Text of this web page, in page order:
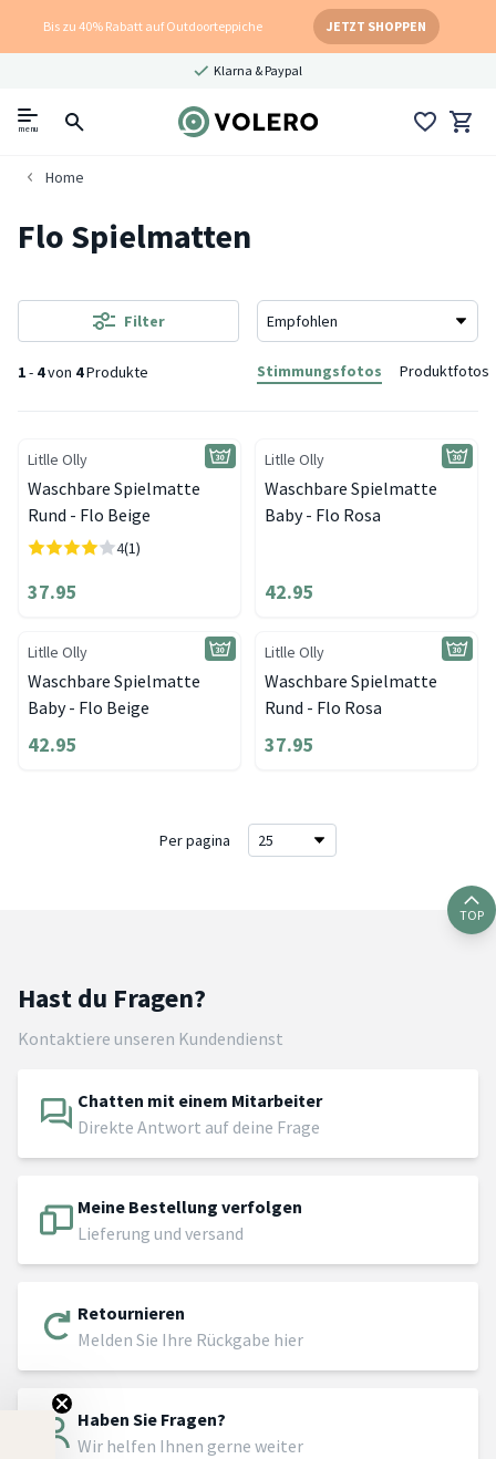
Bis zu 40% Rabatt auf Outdoorteppiche JETZT SHOPPEN
Klarna & Paypal
menu
Home
Flo Spielmatten
1- 4von 4Produkte
Filter
Stimmungsfotos Produktfotos
Litlle Olly
Waschbare Spielmatte
Rund - Flo Beige
4(1)
37.95
Litlle Olly
Waschbare Spielmatte
Baby - Flo Rosa
42.95
Litlle Olly
Waschbare Spielmatte
Baby - Flo Beige
42.95
Litlle Olly
Waschbare Spielmatte
Rund - Flo Rosa
37.95
Per pagina
TOP
Hast du Fragen?
Kontaktiere unseren Kundendienst
Chatten mit einem Mitarbeiter
Direkte Antwort auf deine Frage
Meine Bestellung verfolgen
Lieferung und versand
Retournieren
Melden Sie Ihre Rückgabe hier
Haben Sie Fragen?
Wir helfen Ihnen gerne weiter